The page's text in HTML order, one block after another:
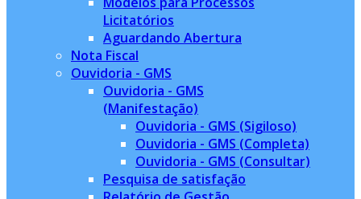
Licitatórios
Aguardando Abertura
Nota Fiscal
Ouvidoria - GMS
Ouvidoria - GMS
(Manifestação)
Ouvidoria - GMS (Sigiloso)
Ouvidoria - GMS (Completa)
Ouvidoria - GMS (Consultar)
Pesquisa de satisfação